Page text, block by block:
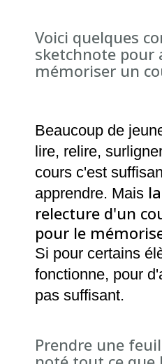
Voici quelques
sketchnote pour
mémoriser un
Beaucoup de
lire, relire,
cours c'est
apprendre. Mais
relecture d'un
pour le
Si pour certains
fonctionne, pour
pas suffisant.
Prendre une